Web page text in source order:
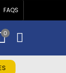
FAQS
0